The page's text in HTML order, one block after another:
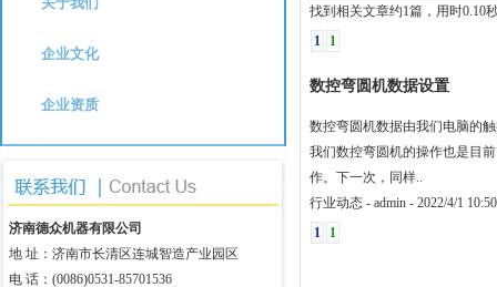
企业文化
企业资质
济南德众机器有限公司
地 址：济南市长清区连城智造产业园区
电 话：(0086)0531-85701536
找到相关文章约1篇，用时0.10
1
1
数控弯圆机数据设置
数控弯圆机数据由我们电脑的
我们数控弯圆机的操作也是目
作。下一次，同样..
行业动态 - admin - 2022/4/1
1
1